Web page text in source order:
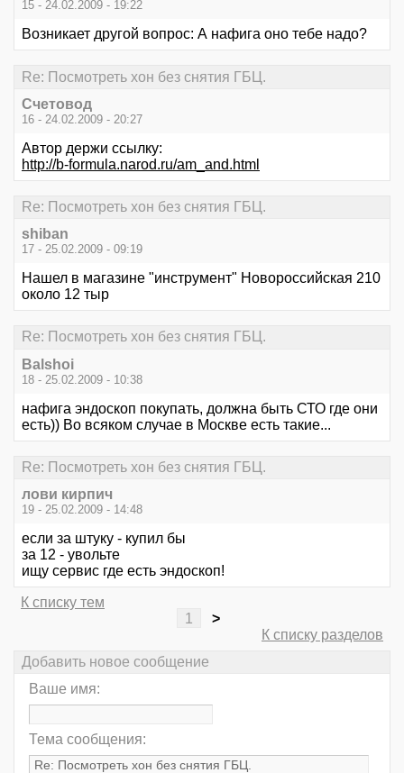
15 - 24.02.2009 - 19:22
Возникает другой вопрос: А нафига оно тебе надо?
Re: Посмотреть хон без снятия ГБЦ.
Счетовод
16 - 24.02.2009 - 20:27
Автор держи ссылку:
http://b-formula.narod.ru/am_and.html
Re: Посмотреть хон без снятия ГБЦ.
shiban
17 - 25.02.2009 - 09:19
Нашел в магазине "инструмент" Новороссийская 210
около 12 тыр
Re: Посмотреть хон без снятия ГБЦ.
Balshoi
18 - 25.02.2009 - 10:38
нафига эндоскоп покупать, должна быть СТО где они
есть)) Во всяком случае в Москве есть такие...
Re: Посмотреть хон без снятия ГБЦ.
лови кирпич
19 - 25.02.2009 - 14:48
если за штуку - купил бы
за 12 - увольте
ищу сервис где есть эндоскоп!
К списку тем
1
>
К списку разделов
Добавить новое сообщение
Ваше имя:
Тема сообщения: